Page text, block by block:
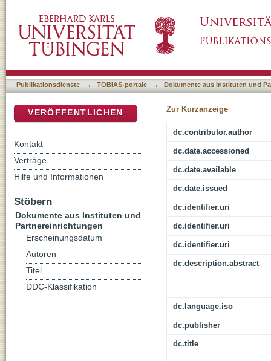
Publikationsdienste → TOBIAS-portale → Dokumente aus Instituten und
Zur Kurzanzeige
dc.contributor.author
dc.date.accessioned
dc.date.available
dc.date.issued
dc.identifier.uri
dc.identifier.uri
dc.identifier.uri
dc.description.abstract
dc.language.iso
dc.publisher
dc.title
VERÖFFENTLICHEN
Kontakt
Verträge
Hilfe und Informationen
Stöbern
Dokumente aus Instituten und
Partnereinrichtungen
Erscheinungsdatum
Autoren
Titel
DDC-Klassifikation